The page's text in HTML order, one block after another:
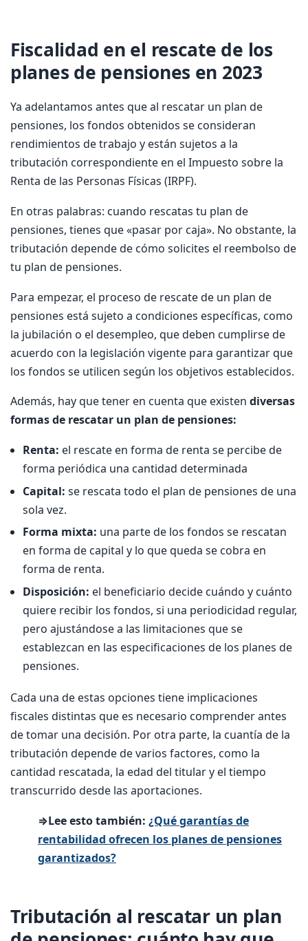
Fiscalidad en el rescate de los
planes de pensiones en 2023
Ya adelantamos antes que al rescatar un plan de
pensiones, los fondos obtenidos se consideran
rendimientos de trabajo y están sujetos a la
tributación correspondiente en el Impuesto sobre la
Renta de las Personas Físicas (IRPF).
En otras palabras: cuando rescatas tu plan de
pensiones, tienes que «pasar por caja». No obstante, la
tributación depende de cómo solicites el reembolso de
tu plan de pensiones.
Para empezar, el proceso de rescate de un plan de
pensiones está sujeto a condiciones específicas, como
la jubilación o el desempleo, que deben cumplirse de
acuerdo con la legislación vigente para garantizar que
los fondos se utilicen según los objetivos establecidos.
Además, hay que tener en cuenta que existen diversas
formas de rescatar un plan de pensiones:
Renta: el rescate en forma de renta se percibe de
forma periódica una cantidad determinada
Capital: se rescata todo el plan de pensiones de una
sola vez.
Forma mixta: una parte de los fondos se rescatan
en forma de capital y lo que queda se cobra en
forma de renta.
Disposición: el beneficiario decide cuándo y cuánto
quiere recibir los fondos, si una periodicidad regular,
pero ajustándose a las limitaciones que se
establezcan en las especificaciones de los planes de
pensiones.
Cada una de estas opciones tiene implicaciones
fiscales distintas que es necesario comprender antes
de tomar una decisión. Por otra parte, la cuantía de la
tributación depende de varios factores, como la
cantidad rescatada, la edad del titular y el tiempo
transcurrido desde las aportaciones.
⇒Lee esto también: ¿Qué garantías de
rentabilidad ofrecen los planes de pensiones
garantizados?
Tributación al rescatar un plan